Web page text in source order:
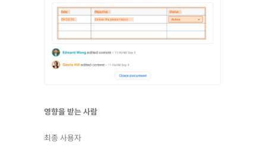
영향을 받는 사람
최종 사용자